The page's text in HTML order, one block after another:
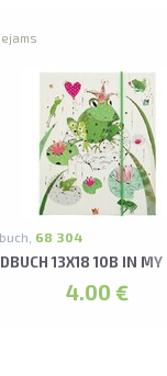
68 304
13X18 10B IN
4.00 €